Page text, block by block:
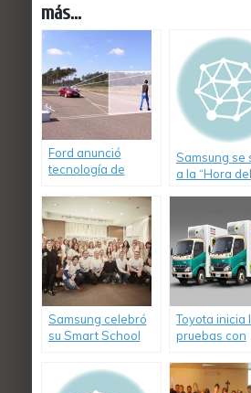
más...
Ford anunció
tecnología de
reducir accidentes
de tránsito.
Samsung se
a la “Hora del
Samsung celebró
su Smart School
la Educación del
mañana»
Toyota inicia
pruebas con
eléctricos de
porte.